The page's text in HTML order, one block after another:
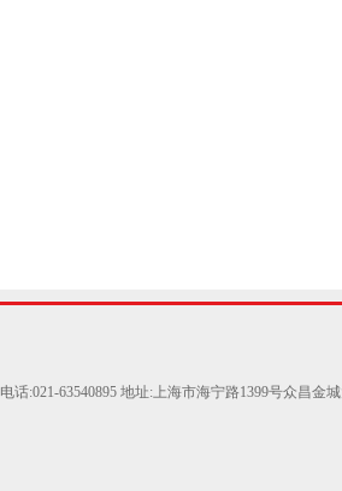
电话:021-63540895 地址:上海市海宁路1399号众昌金